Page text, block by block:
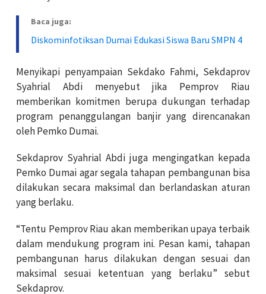
Baca juga:
Diskominfotiksan Dumai Edukasi Siswa Baru SMPN 4
Menyikapi penyampaian Sekdako Fahmi, Sekdaprov
Syahrial Abdi menyebut jika Pemprov Riau
memberikan komitmen berupa dukungan terhadap
program penanggulangan banjir yang direncanakan
oleh Pemko Dumai.
Sekdaprov Syahrial Abdi juga mengingatkan kepada
Pemko Dumai agar segala tahapan pembangunan bisa
dilakukan secara maksimal dan berlandaskan aturan
yang berlaku.
“Tentu Pemprov Riau akan memberikan upaya terbaik
dalam mendukung program ini. Pesan kami, tahapan
pembangunan harus dilakukan dengan sesuai dan
maksimal sesuai ketentuan yang berlaku” sebut
Sekdaprov.